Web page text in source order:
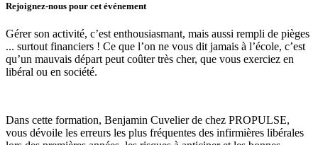
Rejoignez-nous pour cet événement
Gérer son activité, c’est enthousiasmant, mais aussi rempli de pièges
... surtout financiers ! Ce que l’on ne vous dit jamais à l’école, c’est
qu’un mauvais départ peut coûter très cher, que vous exerciez en
libéral ou en société.
Dans cette formation, Benjamin Cuvelier de chez PROPULSE,
vous dévoile les erreurs les plus fréquentes des infirmières libérales